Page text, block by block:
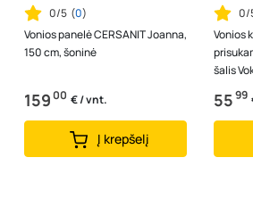
0/5 (0)
Vonios panelė CERSANIT Joanna,
150 cm, šoninė
15900 € / vnt.
Į krepšelį
0/
Vonios
šalis
5599